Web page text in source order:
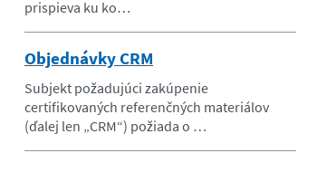
prispieva ku ko…
Objednávky CRM
Subjekt požadujúci zakúpenie
certifikovaných referenčných materiálov
(ďalej len „CRM“) požiada o …